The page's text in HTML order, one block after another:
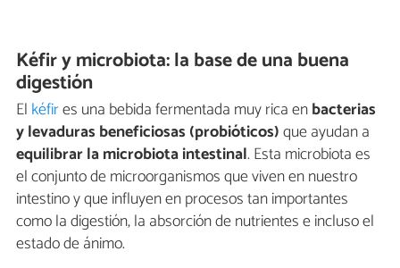
Kéfir y microbiota: la base de una buena
digestión
El kéfires una bebida fermentada muy rica enbacterias
y levaduras beneficiosas (probióticos)que ayudan a
equilibrar la microbiota intestinal. Esta microbiota es
el conjunto de microorganismos que viven en nuestro
intestino y que influyen en procesos tan importantes
como la digestión, la absorción de nutrientes e incluso el
estado de ánimo.